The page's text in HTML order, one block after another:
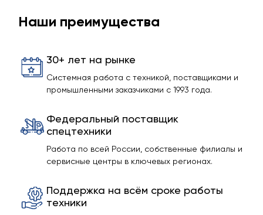
Наши преимущества
30+ лет на рынке
Системная работа с техникой, поставщиками и
промышленными заказчиками с 1993 года.
Федеральный поставщик
спецтехники
Работа по всей России, собственные филиалы и
сервисные центры в ключевых регионах.
Поддержка на всём сроке работы
техники